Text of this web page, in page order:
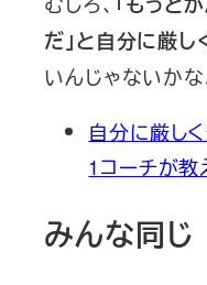
だ」と自分に厳し
いんじゃないかな
自分に厳し
1コーチが教
みんな同じ